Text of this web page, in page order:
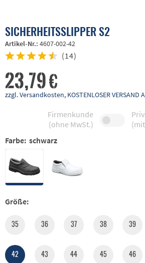
SICHERHEITSSLIPPER S2
Artikel-Nr.: 4607-002-42
(14)
23,79 €
zzgl. Versandkosten, KOSTENLOSER VERSAND
Firmenkunde
(ohne MwSt.)
Farbe: schwarz
Größe:
35 36 37 38 39
42 43 44 45 46